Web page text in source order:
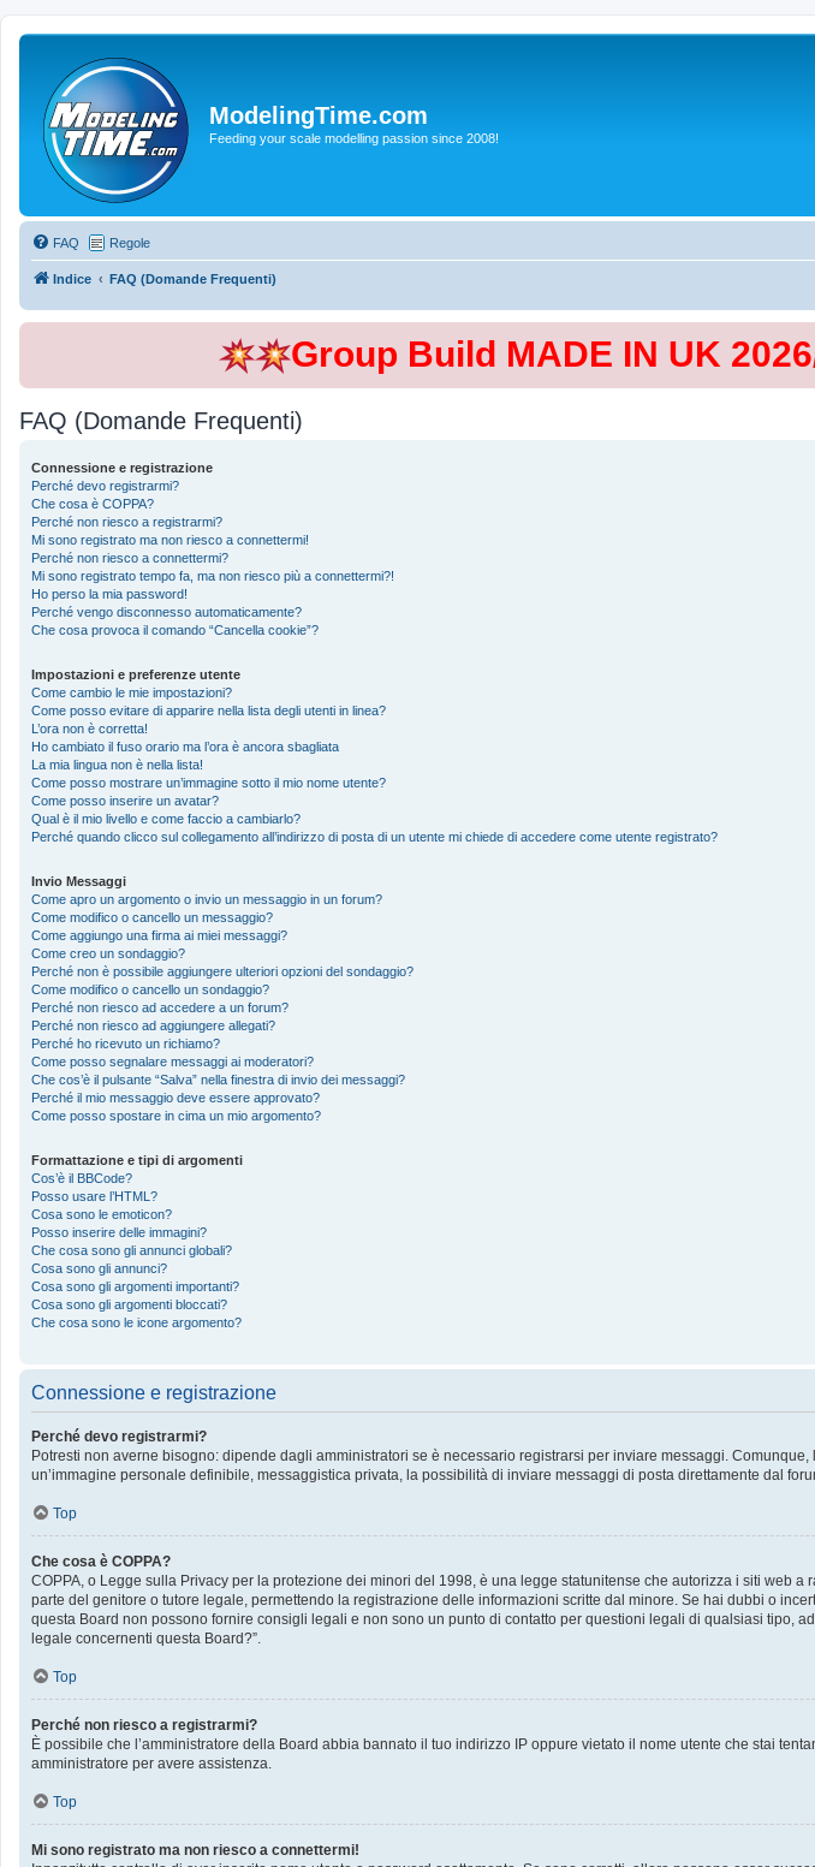
ModelingTime.com
Feeding your scale modelling passion since 2008!
FAQ Regole
Indice FAQ (Domande Frequenti)
Group Build MADE IN UK
FAQ (Domande Frequenti)
Connessione e registrazione
Perché devo registrarmi?
Che cosa è COPPA?
Perché non riesco a registrarmi?
Mi sono registrato ma non riesco a connettermi!
Perché non riesco a connettermi?
Mi sono registrato tempo fa, ma non riesco più a connettermi?!
Ho perso la mia password!
Perché vengo disconnesso automaticamente?
Che cosa provoca il comando “Cancella cookie”?
Impostazioni e preferenze utente
Come cambio le mie impostazioni?
Come posso evitare di apparire nella lista degli utenti in linea?
L’ora non è corretta!
Ho cambiato il fuso orario ma l’ora è ancora sbagliata
La mia lingua non è nella lista!
Come posso mostrare un’immagine sotto il mio nome utente?
Come posso inserire un avatar?
Qual è il mio livello e come faccio a cambiarlo?
Perché quando clicco sul collegamento all’indirizzo di posta di un utente mi chiede di accedere come utente registrato?
Invio Messaggi
Come apro un argomento o invio un messaggio in un forum?
Come modifico o cancello un messaggio?
Come aggiungo una firma ai miei messaggi?
Come creo un sondaggio?
Perché non è possibile aggiungere ulteriori opzioni del sondaggio?
Come modifico o cancello un sondaggio?
Perché non riesco ad accedere a un forum?
Perché non riesco ad aggiungere allegati?
Perché ho ricevuto un richiamo?
Come posso segnalare messaggi ai moderatori?
Che cos’è il pulsante “Salva” nella finestra di invio dei messaggi?
Perché il mio messaggio deve essere approvato?
Come posso spostare in cima un mio argomento?
Formattazione e tipi di argomenti
Cos’è il BBCode?
Posso usare l’HTML?
Cosa sono le emoticon?
Posso inserire delle immagini?
Che cosa sono gli annunci globali?
Cosa sono gli annunci?
Cosa sono gli argomenti importanti?
Cosa sono gli argomenti bloccati?
Che cosa sono le icone argomento?
Connessione e registrazione
Perché devo registrarmi?
Potresti non averne bisogno: dipende dagli amministratori se è necessario registrarsi per inviare messaggi.
un’immagine personale definibile, messaggistica privata, la possibilità di inviare messaggi di posta direttamente dal
Top
Che cosa è COPPA?
COPPA, o Legge sulla Privacy per la protezione dei minori del 1998, è una legge statunitense che autorizza i siti web
parte del genitore o tutore legale, permettendo la registrazione delle informazioni scritte dal minore. Se hai dubbi o
questa Board non possono fornire consigli legali e non sono un punto di contatto per questioni legali di qualsiasi tipo,
legale concernenti questa Board?”.
Top
Perché non riesco a registrarmi?
È possibile che l’amministratore della Board abbia bannato il tuo indirizzo IP oppure vietato il nome utente che stai
amministratore per avere assistenza.
Top
Mi sono registrato ma non riesco a connettermi!